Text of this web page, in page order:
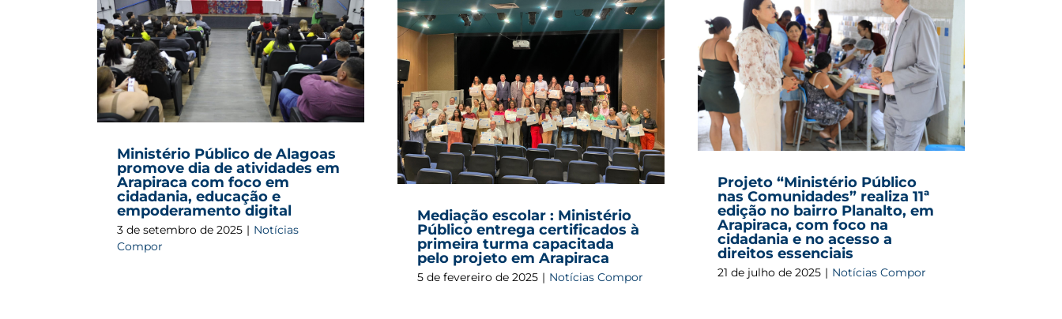
Ministério Público de Alagoas
promove dia de atividades em
Arapiraca com foco em
cidadania, educação e
empoderamento digital
3 de setembro de 2025 | Notícias
Compor
Projeto “Ministério Público nas
Comunidades” realiza 11ª edição no bairro
Planalto, em Arapiraca, com foco na
cidadania e no acesso a direitos essenciais
Projeto “Ministério Público
nas Comunidades” realiza 11ª
edição no bairro Planalto, em
Arapiraca, com foco na
cidadania e no acesso a
direitos essenciais
21 de julho de 2025 | Notícias Compor
Mediação escolar : Ministério Público
entrega certificados à primeira turma
capacitada pelo projeto em Arapiraca
Mediação escolar : Ministério
Público entrega certificados à
primeira turma capacitada
pelo projeto em Arapiraca
5 de fevereiro de 2025 | Notícias Compor